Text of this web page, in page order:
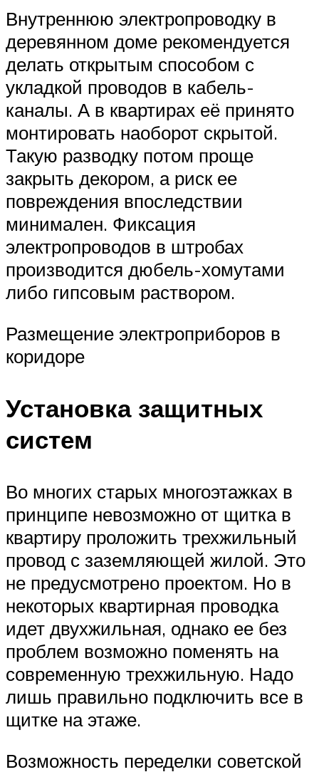
Внутреннюю электропроводку в
деревянном доме рекомендуется
делать открытым способом с
укладкой проводов в кабель-
каналы. А в квартирах её принято
монтировать наоборот скрытой.
Такую разводку потом проще
закрыть декором, а риск ее
повреждения впоследствии
минимален. Фиксация
электропроводов в штробах
производится дюбель-хомутами
либо гипсовым раствором.
Размещение электроприборов в
коридоре
Установка защитных
систем
Во многих старых многоэтажках в
принципе невозможно от щитка в
квартиру проложить трехжильный
провод с заземляющей жилой. Это
не предусмотрено проектом. Но в
некоторых квартирная проводка
идет двухжильная, однако ее без
проблем возможно поменять на
современную трехжильную. Надо
лишь правильно подключить все в
щитке на этаже.
Возможность переделки советской